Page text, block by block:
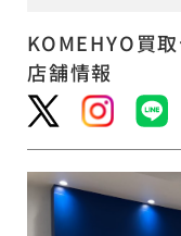
KOMEHYO買
店舗情報